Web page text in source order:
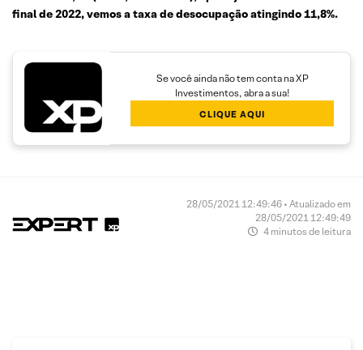
final de 2022, vemos a taxa de desocupação atingindo 11,8%.
Se você ainda não tem conta na XP
Investimentos, abra a sua!
CLIQUE AQUI
28/05/2021 12:49:46 • Atualizado em
28/05/2021 12:49:49
4 minutos de leitura